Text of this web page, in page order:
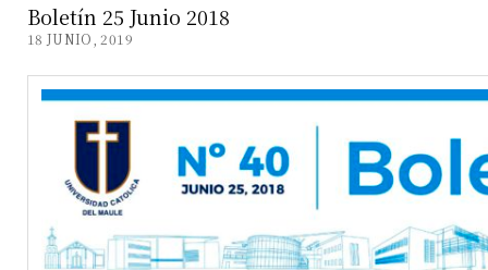
Boletín 25 Junio 2018
18 JUNIO, 2019